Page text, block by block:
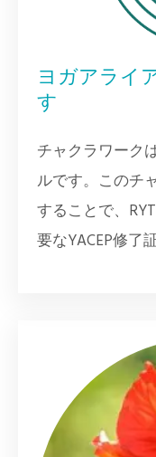
ヨガアライ
す
チャクラワーク
ルです。このチ
することで、
要なYACEP修了